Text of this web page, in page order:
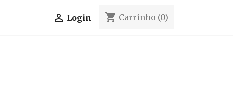
 Login shopping_cart Carrinho (0)